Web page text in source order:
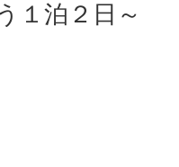
１泊２日～